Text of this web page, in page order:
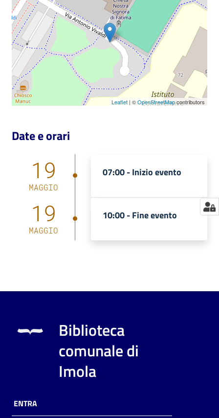
Catalogo
on line
Eventi
Leaflet | ©OpenStreetMapcontributors
Date e orari
19
MAGGIO
07:00 -Inizio evento
19
MAGGIO
10:00 -Fine evento
Biblioteca
comunale di
Imola
ENTRA